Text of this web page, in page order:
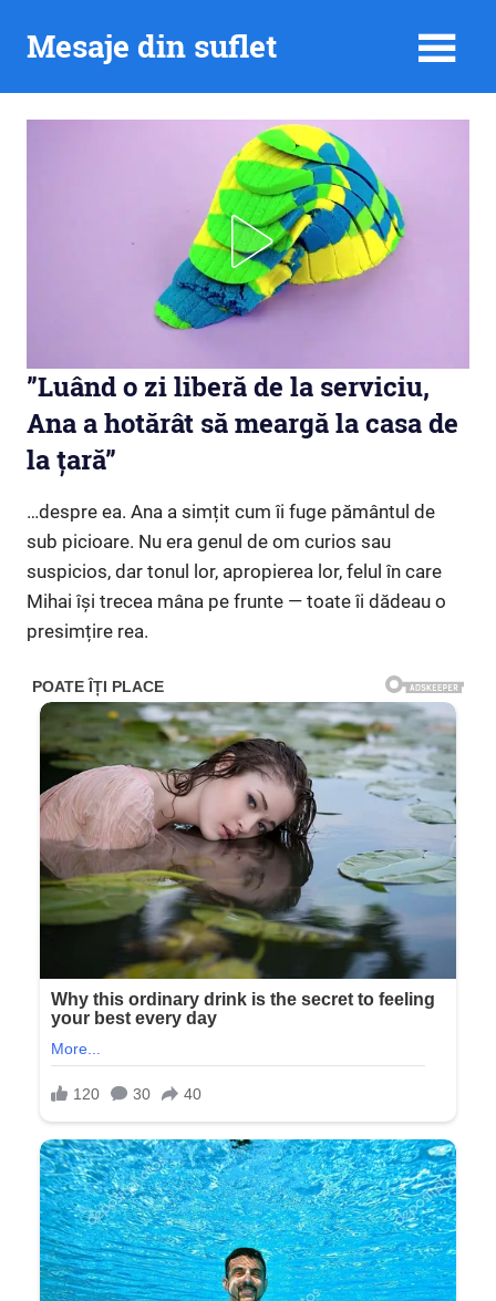
Mesaje din suflet
”Luând o zi liberă de la serviciu,
Ana a hotărât să meargă la casa de
la țară”
…despre ea. Ana a simțit cum îi fuge pământul de
sub picioare. Nu era genul de om curios sau
suspicios, dar tonul lor, apropierea lor, felul în care
Mihai își trecea mâna pe frunte — toate îi dădeau o
presimțire rea.